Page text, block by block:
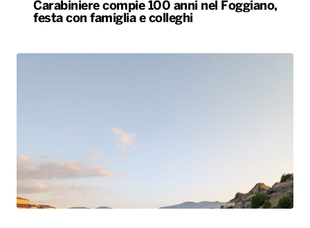
Carabiniere compie 100 anni nel Foggiano,
festa con famiglia e colleghi